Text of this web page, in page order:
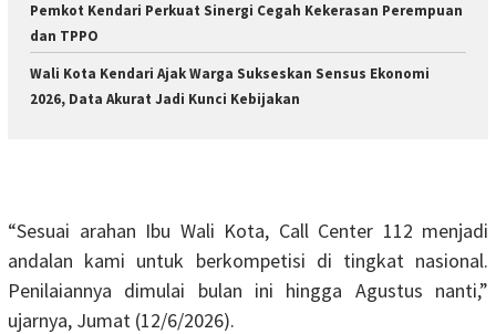
Pemkot Kendari Perkuat Sinergi Cegah Kekerasan Perempuan
dan TPPO
Wali Kota Kendari Ajak Warga Sukseskan Sensus Ekonomi
2026, Data Akurat Jadi Kunci Kebijakan
“Sesuai arahan Ibu Wali Kota, Call Center 112 menjadi
andalan kami untuk berkompetisi di tingkat nasional.
Penilaiannya dimulai bulan ini hingga Agustus nanti,”
ujarnya, Jumat (12/6/2026).